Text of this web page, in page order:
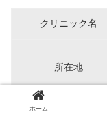
クリニック名
所在地
ホーム